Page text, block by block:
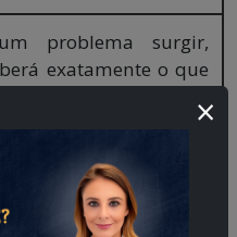
problema surgir,
exatamente o que
que tornam tudo isso
×